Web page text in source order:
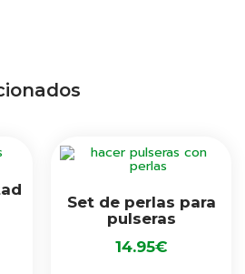
Set de perlas para
pulseras
14.95€